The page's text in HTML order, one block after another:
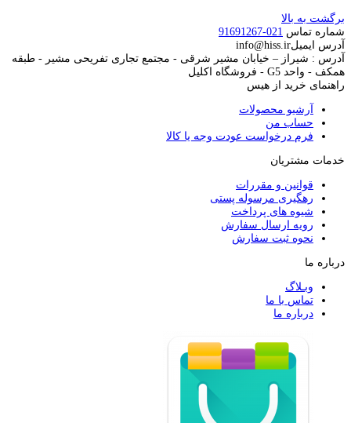
برگشت به بالا
شماره تماس 021-91691267
آدرس ایمیلinfo@hiss.ir
آدرس : شیراز – خیابان مشیر شرقی - مجتمع تجاری تفریحی مشیر - طبقه
همکف - واحد G5 - فروشگاه اکلیل
راهنمای خرید از هیس
آرشیو محصولات
حساب من
فرم درخواست عودت وجه یا کالا
خدمات مشتریان
قوانین و مقررات
رهگیری مرسوله پستی
شیوه های پرداخت
رویه ارسال سفارش
نحوه ثبت سفارش
درباره ما
وبـلاگ
تماس با ما
درباره ما